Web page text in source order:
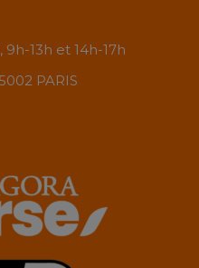
13h et 14h-17h
PARIS